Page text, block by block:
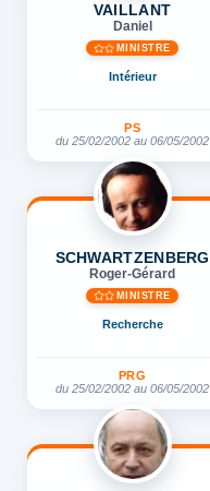
VAILLANT
Daniel
MINISTRE
Intérieur
PS
du 25/02/2002 au 06/05/2002
SCHWARTZENBERG
Roger-Gérard
MINISTRE
Recherche
PRG
du 25/02/2002 au 06/05/2002